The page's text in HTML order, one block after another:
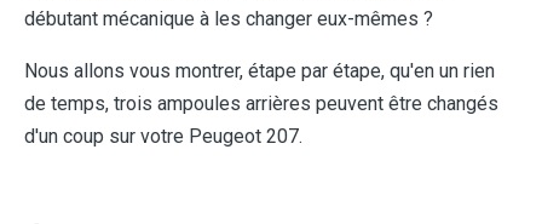
débutant mécanique à les changer eux-mêmes ?
Nous allons vous montrer, étape par étape, qu'en un rien
de temps, trois ampoules arrières peuvent être changés
d'un coup sur votre Peugeot 207.